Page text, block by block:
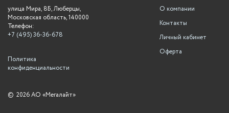
О компании
Контакты
Личный кабинет
Оферта
улица Мира, 8Б, Люберцы,
Московская область, 140000
Телефон:
+7 (495) 36-36-678
Политика
конфиденциальности
© 2026 АО «Мегалайт»